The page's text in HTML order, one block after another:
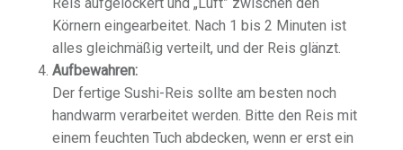
Körnern eingearbeitet. Nach 1 bis 2 Minuten ist
alles gleichmäßig verteilt, und der Reis glänzt.
Aufbewahren:
Der fertige Sushi-Reis sollte am besten noch
handwarm verarbeitet werden. Bitte den Reis mit
einem feuchten Tuch abdecken, wenn er erst ein